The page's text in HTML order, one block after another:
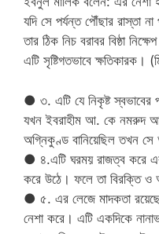
যদি সে পর্যন্ত পৌঁছার রাস্তা
তার ঠিক নিচ বরাবর বিষ্ঠা
এটি সৃষ্টিগতভাবে ক্ষতিকারক।
● ৩. এটি যে নিকৃষ্ট স্বভাবের
যখন ইবরাহীম আ. কে নমরুদ
অগ্নিকুণ্ড বানিয়েছিল তখন
● ৪.এটি ঘরময় রাজত্ব করে
করে উঠে। ফলে তা বিরক্তি ও
● ৫. এর লেজে মাদকতা
নেশা করে। এটি একদিকে